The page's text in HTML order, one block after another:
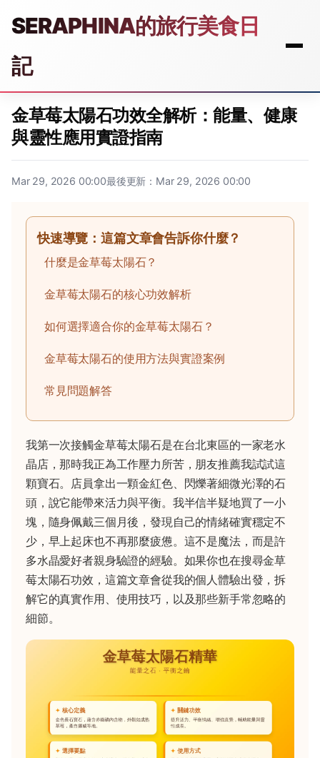
SERAPHINA的旅行美食日
記
金草莓太陽石功效全解析：能量、健康
與靈性應用實證指南
Mar 29, 2026 00:00最後更新：Mar 29, 2026 00:00
快速導覽：這篇文章會告訴你什麼？
什麼是金草莓太陽石？
金草莓太陽石的核心功效解析
如何選擇適合你的金草莓太陽石？
金草莓太陽石的使用方法與實證案例
常見問題解答
我第一次接觸金草莓太陽石是在台北東區的一家老水
晶店，那時我正為工作壓力所苦，朋友推薦我試試這
顆寶石。店員拿出一顆金紅色、閃爍著細微光澤的石
頭，說它能帶來活力與平衡。我半信半疑地買了一小
塊，隨身佩戴三個月後，發現自己的情緒確實穩定不
少，早上起床也不再那麼疲憊。這不是魔法，而是許
多水晶愛好者親身驗證的經驗。如果你也在搜尋金草
莓太陽石功效，這篇文章會從我的個人體驗出發，拆
解它的真實作用、使用技巧，以及那些新手常忽略的
細節。